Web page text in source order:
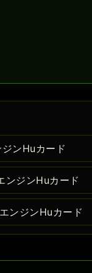
ンHuカード
ンジンHuカード
ンジンHuカード